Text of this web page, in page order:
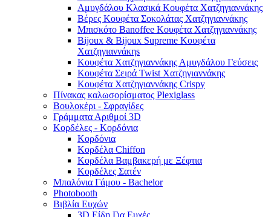
Αμυγδάλου Κλασικά Κουφέτα Χατζηγιαννάκης
Βέρες Κουφέτα Σοκολάτας Χατζηγιαννάκης
Μπισκότο Banoffee Κουφέτα Χατζηγιαννάκης
Bijoux & Bijoux Supreme Κουφέτα
Χατζηγιαννάκηs
Κουφέτα Χατζηγιαννάκης Αμυγδάλου Γεύσεις
Κουφέτα Σειρά Twist Χατζηγιαννάκης
Κουφέτα Χατζηγιαννάκης Crispy
Πίνακας καλωσορίσματος Plexiglass
Βουλοκέρι - Σφραγίδες
Γράμματα Αριθμοί 3D
Κορδέλες - Κορδόνια
Κορδόνια
Κορδέλα Chiffon
Κορδέλα Βαμβακερή με Ξέφτια
Κορδέλες Σατέν
Μπαλόνια Γάμου - Bachelor
Photobooth
Βιβλία Ευχών
3D Είδη Για Ευχές